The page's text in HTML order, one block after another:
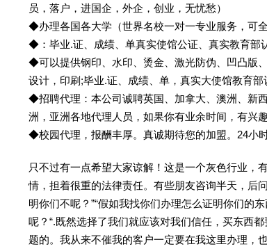
员，落户，进国企，外企，创业，无忧愁）
◆办理各国各大学（世界名校一对一专业服务，可
◆：毕业.证、成绩、单真实使馆公证、真实教育部
◆可以提供钢印、水印、烫金、激光防伪、凹凸版
设计，印刷;毕业.证、成绩、单，真实大使馆教育部
◆招聘代理：本公司诚聘英国、加拿大、澳洲、新
洲，亚洲各地代理人员，如果你有业余时间，有兴
◆校园代理，报酬丰厚。真诚期待您的加盟。24小
只不过有一点希望大家谅解！这是一个灰色行业，
情，担着很重的法律责任。有些朋友咨询半天，后
明你们不呢？”“假如我找你们办理怎么证明你们的
呢？“.既然选择了我们就应该对我们信任，买东西
题的。我从来不催我的客户一定要在我这里办理，